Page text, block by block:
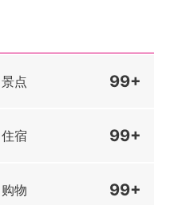
景点 99+
住宿 99+
购物 99+